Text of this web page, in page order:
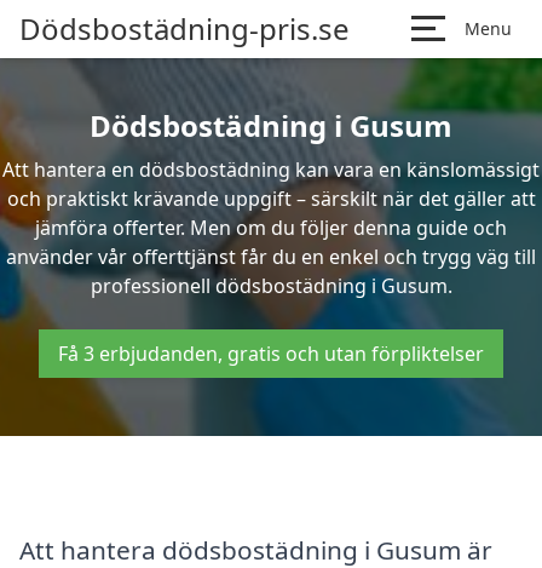
Dödsbostädning-pris.se Menu
Dödsbostädning i Gusum
Att hantera en dödsbostädning kan vara en känslomässigt
och praktiskt krävande uppgift – särskilt när det gäller att
jämföra offerter. Men om du följer denna guide och
använder vår offerttjänst får du en enkel och trygg väg till
professionell dödsbostädning i Gusum.
Få 3 erbjudanden, gratis och utan förpliktelser
Att hantera dödsbostädning i Gusum är